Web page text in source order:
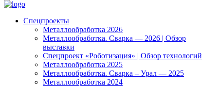
Спецпроекты
Металлообработка 2026
Металлообработка. Сварка — 2026 | Обзор
выставки
Спецпроект «Роботизация» | Обзор технологий
Металлообработка 2025
Металлообработка. Сварка – Урал — 2025
Металлообработка 2024